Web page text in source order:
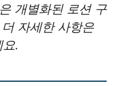
개별화된 로션 구
자세한 사항은
.